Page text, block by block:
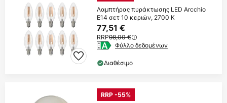
Λαμπτήρας πυράκτωσης LED Arcchio
E14 σετ 10 κεριών, 2700 K
77,51 €
RRP98,00 €
Φύλλο δεδομένων
Διαθέσιμο
RRP -55%